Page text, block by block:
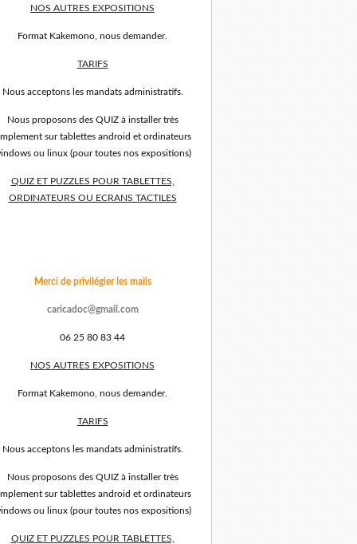
NOS AUTRES EXPOSITIONS
Format Kakemono, nous demander.
TARIFS
Nous acceptons les mandats administratifs.
Nous proposons des QUIZ à installer très
sur tablettes android et ordinateurs
ou linux (pour toutes nos expositions)
QUIZ ET PUZZLES POUR TABLETTES,
ORDINATEURS OU ECRANS TACTILES
Merci de privilégier les mails
caricadoc@gmail.com
06 25 80 83 44
NOS AUTRES EXPOSITIONS
Format Kakemono, nous demander.
TARIFS
Nous acceptons les mandats administratifs.
Nous proposons des QUIZ à installer très
sur tablettes android et ordinateurs
ou linux (pour toutes nos expositions)
QUIZ ET PUZZLES POUR TABLETTES,